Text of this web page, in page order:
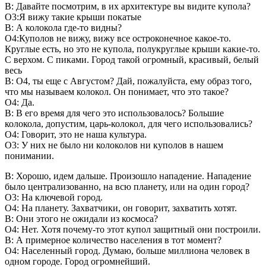
В: Давайте посмотрим, в их архитектуре вы видите купола?
О3:Я вижу такие крыши покатые
В: А колокола где-то видны?
О4:Куполов не вижу, вижу все остроконечное какое-то.
Круглые есть, но это не купола, полукруглые крыши какие-то.
С верхом. С пиками. Город такой огромный, красивый, белый
весь
В: О4, ты еще с Августом? Дай, пожалуйста, ему образ того,
что мы называем колокол. Он понимает, что это такое?
О4: Да.
В: В его время для чего это использовалось? Большие
колокола, допустим, царь-колокол, для чего использовались?
О4: Говорит, это не наша культура.
О3: У них не было ни колоколов ни куполов в нашем
понимании.
В: Хорошо, идем дальше. Произошло нападение. Нападение
было централизованно, на всю планету, или на один город?
О3: На ключевой город.
О4: На планету. Захватчики, он говорит, захватить хотят.
В: Они этого не ожидали из космоса?
О4: Нет. Хотя почему-то этот купол защитный они построили.
В: А примерное количество населения в тот момент?
О4: Населенный город. Думаю, больше миллиона человек в
одном городе. Город огромнейший.